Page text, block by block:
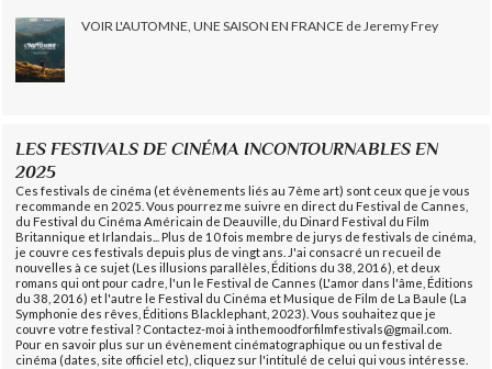
VOIR L'AUTOMNE, UNE SAISON EN FRANCE de Jeremy Frey
LES FESTIVALS DE CINÉMA INCONTOURNABLES EN
2025
Ces festivals de cinéma (et évènements liés au 7ème art) sont ceux que je vous
recommande en 2025. Vous pourrez me suivre en direct du Festival de Cannes,
du Festival du Cinéma Américain de Deauville, du Dinard Festival du Film
Britannique et Irlandais... Plus de 10 fois membre de jurys de festivals de cinéma,
je couvre ces festivals depuis plus de vingt ans. J'ai consacré un recueil de
nouvelles à ce sujet (Les illusions parallèles, Éditions du 38, 2016), et deux
romans qui ont pour cadre, l'un le Festival de Cannes (L'amor dans l'âme, Éditions
du 38, 2016) et l'autre le Festival du Cinéma et Musique de Film de La Baule (La
Symphonie des rêves, Éditions Blacklephant, 2023). Vous souhaitez que je
couvre votre festival ? Contactez-moi à inthemoodforfilmfestivals@gmail.com.
Pour en savoir plus sur un évènement cinématographique ou un festival de
cinéma (dates, site officiel etc), cliquez sur l'intitulé de celui qui vous intéresse.